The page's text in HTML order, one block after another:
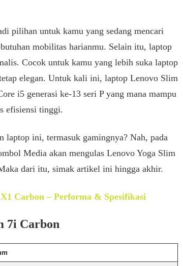
pilihan untuk kamu yang sedang mencari
mobilitas harianmu. Selain itu, laptop
Cocok untuk kamu yang lebih suka laptop
elegan. Untuk kali ini, laptop Lenovo Slim
i5 generasi ke-13 seri P yang mana mampu
efisiensi tinggi.
laptop ini, termasuk gamingnya? Nah, pada
Media akan mengulas Lenovo Yoga Slim
dari itu, simak artikel ini hingga akhir.
Carbon – Performa & Spesifikasi
7i Carbon